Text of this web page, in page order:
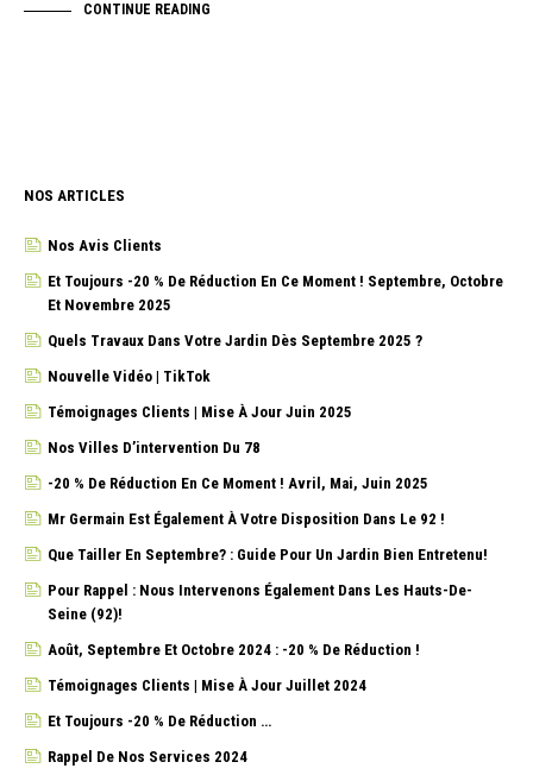
CONTINUE READING
NOS ARTICLES
Nos Avis Clients
Et Toujours -20 % De Réduction En Ce Moment ! Septembre, Octobre
Et Novembre 2025
Quels Travaux Dans Votre Jardin Dès Septembre 2025 ?
Nouvelle Vidéo | TikTok
Témoignages Clients | Mise À Jour Juin 2025
Nos Villes D’intervention Du 78
-20 % De Réduction En Ce Moment ! Avril, Mai, Juin 2025
Mr Germain Est Également À Votre Disposition Dans Le 92 !
Que Tailler En Septembre? : Guide Pour Un Jardin Bien Entretenu!
Pour Rappel : Nous Intervenons Également Dans Les Hauts-De-
Seine (92)!
Août, Septembre Et Octobre 2024 : -20 % De Réduction !
Témoignages Clients | Mise À Jour Juillet 2024
Et Toujours -20 % De Réduction …
Rappel De Nos Services 2024